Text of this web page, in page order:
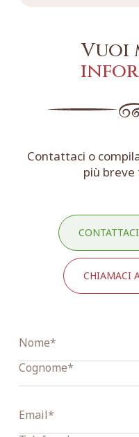
Vuoi
Contattaci o
più breve
CHIAMACI